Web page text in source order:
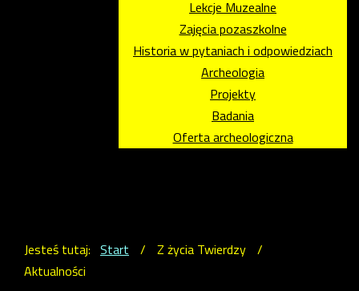
Lekcje Muzealne
Zajęcia pozaszkolne
Historia w pytaniach i odpowiedziach
Archeologia
Projekty
Badania
Oferta archeologiczna
Jesteś tutaj: Start / Z życia Twierdzy /
Aktualności